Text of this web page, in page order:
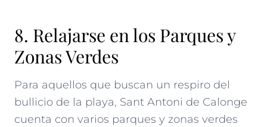
8. Relajarse en los Parques y
Zonas Verdes
Para aquellos que buscan un respiro del
bullicio de la playa, Sant Antoni de Calonge
cuenta con varios parques y zonas verdes